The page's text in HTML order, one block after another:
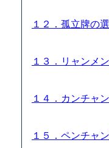
１２．孤立牌の
１３．リャンメ
１４．カンチャ
１５．ペンチャ